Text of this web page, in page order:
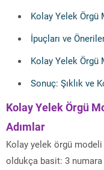
Kolay Yelek Örgü
İpuçları ve
Kolay Yelek Örgü
Sonuç: Şıklık ve
Kolay Yelek Örgü
Adımlar
Kolay yelek örgü
oldukça basit: 3